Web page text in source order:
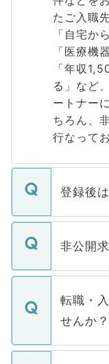
たご入職
「自宅か
「医療機
「年収
る」など
ートナー
ちろん、
行なって
登録後
ご登録い
登録内容
ます。通
いただき
非公開
マイナビ
うち約3
けない「
下記の理
ません。
転職・
せんか？
転職・入